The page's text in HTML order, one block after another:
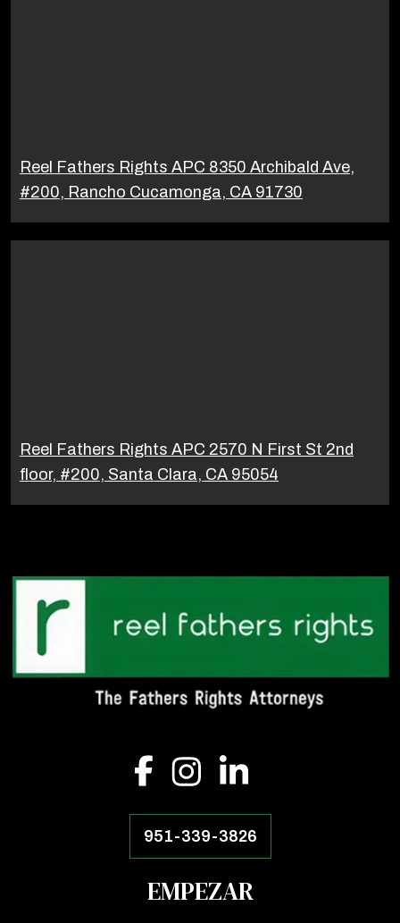
Reel Fathers Rights APC 8350 Archibald Ave,
#200, Rancho Cucamonga, CA 91730
Reel Fathers Rights APC 2570 N First St 2nd
floor, #200, Santa Clara, CA 95054
951-339-3826
EMPEZAR